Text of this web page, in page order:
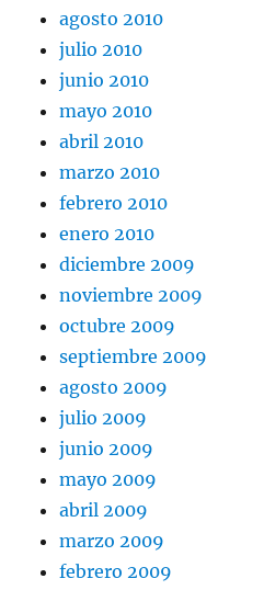
agosto 2010
julio 2010
junio 2010
mayo 2010
abril 2010
marzo 2010
febrero 2010
enero 2010
diciembre 2009
noviembre 2009
octubre 2009
septiembre 2009
agosto 2009
julio 2009
junio 2009
mayo 2009
abril 2009
marzo 2009
febrero 2009